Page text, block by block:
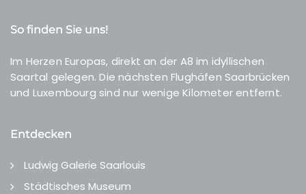
So finden Sie uns!
Im Herzen Europas, direkt an der A8 im idyllischen
Saartal gelegen. Die nächsten Flughäfen Saarbrücken
und Luxembourg sind nur wenige Kilometer entfernt.
Entdecken
Ludwig Galerie Saarlouis
Städtisches Museum